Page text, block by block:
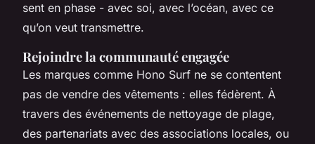
sent en phase - avec soi, avec l’océan, avec ce
qu’on veut transmettre.
Rejoindre la communauté engagée
Les marques comme Hono Surf ne se contentent
pas de vendre des vêtements : elles fédèrent. À
travers des événements de nettoyage de plage,
des partenariats avec des associations locales, ou